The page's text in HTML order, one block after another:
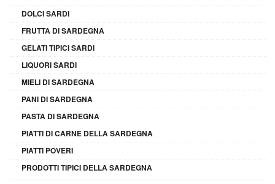
DOLCI SARDI
FRUTTA DI SARDEGNA
GELATI TIPICI SARDI
LIQUORI SARDI
MIELI DI SARDEGNA
PANI DI SARDEGNA
PASTA DI SARDEGNA
PIATTI DI CARNE DELLA SARDEGNA
PIATTI POVERI
PRODOTTI TIPICI DELLA SARDEGNA